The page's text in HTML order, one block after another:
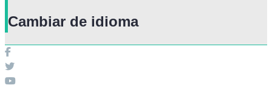
Cambiar de idioma